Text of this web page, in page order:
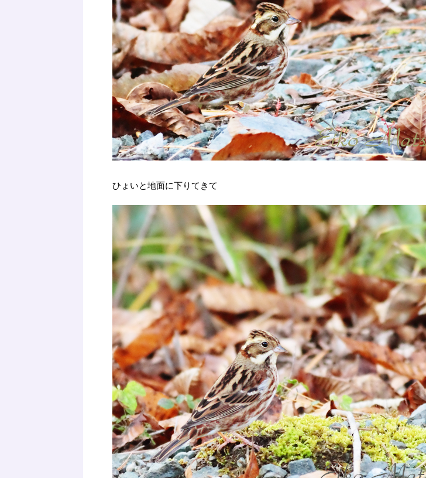
ひょいと地面に下りてきて